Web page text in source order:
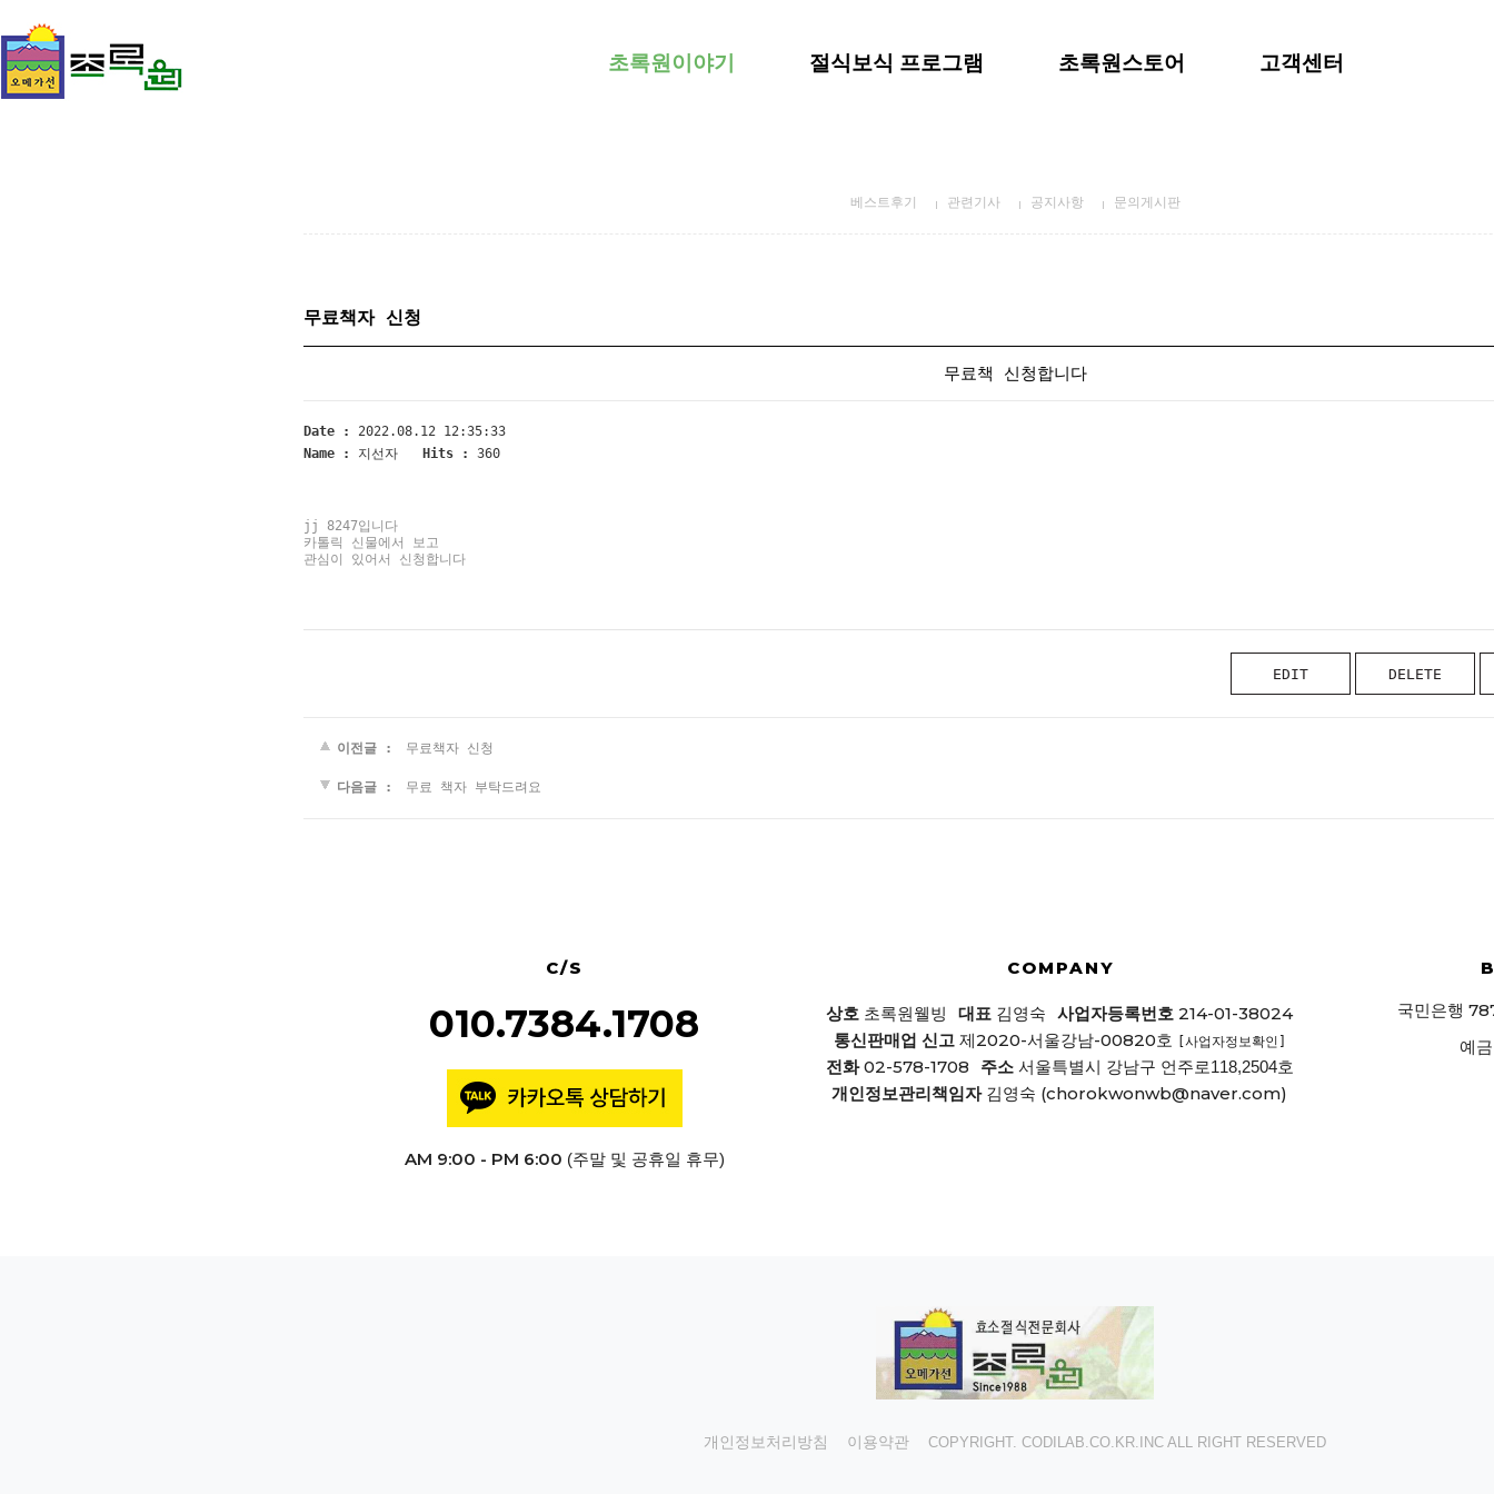
초록원이야기 절식보식 프로그램 초록원스토어 고객센터
베스트후기 관련기사 공지사항 문의게시판
무료책자 신청
무료책 신청합니다
Date :
2022.08.12 12:35:33
Name :
지선자 Hits : 360
jj 8247입니다
카톨릭 신물에서 보고
관심이 있어서 신청합니다
EDIT DELETE
이전글 : 무료책자 신청
다음글 : 무료 책자 부탁드려요
C/S
010.7384.1708
AM 9:00 - PM 6:00 (주말 및 공휴일 휴무)
COMPANY
상호 초록원웰빙 대표 김영숙 사업자등록번호 214-01-38024
통신판매업 신고 제2020-서울강남-00820호 [사업자정보확인]
전화 02-578-1708 주소서울특별시 강남구 언주로118,2504호
개인정보관리책임자김영숙 (chorokwonwb@naver.com)
국민은행
예
개인정보처리방침 이용약관 COPYRIGHT. CODILAB.CO.KR.INC ALL RIGHT RESERVED